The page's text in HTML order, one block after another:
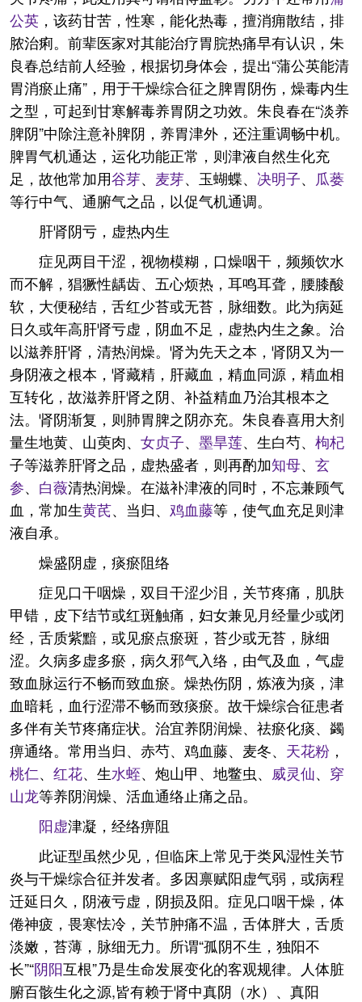
公英 ，该药甘苦，性寒，能化热毒，擅消痈散结，排
脓治痢。前辈医家对其能治疗胃脘热痛早有认识，朱
良春总结前人经验，根据切身体会，提出“蒲公英能清
胃消瘀止痛”，用于干燥综合征之脾胃阴伤，燥毒内生
之型，可起到甘寒解毒养胃阴之功效。朱良春在“淡养
脾阴”中除注意补脾阴，养胃津外，还注重调畅中机。
脾胃气机通达，运化功能正常，则津液自然生化充
足，故他常加用谷芽、 麦芽、玉蝴蝶、 决明子、
瓜蒌
等行中气、通腑气之品，以促气机通调。
肝肾阴亏，虚热内生
症见两目干涩，视物模糊，口燥咽干，频频饮水
而不解，猖獗性龋齿、五心烦热，耳鸣耳聋，腰膝酸
软，大便秘结，舌红少苔或无苔，脉细数。此为病延
日久或年高肝肾亏虚，阴血不足，虚热内生之象。治
以滋养肝肾，清热润燥。肾为先天之本，肾阴又为一
身阴液之根本，肾藏精，肝藏血，精血同源，精血相
互转化，故滋养肝肾之阴、补益精血乃治其根本之
法。肾阴渐复，则肺胃脾之阴亦充。朱良春喜用大剂
量生地黄、山萸肉、 女贞子、 墨旱莲、生白芍、 枸杞
子等滋养肝肾之品，虚热盛者，则再酌加知母、 玄
参、 白薇清热润燥。在滋补津液的同时，不忘兼顾气
血，常加生黄芪、当归、 鸡血藤等，使气血充足则津
液自承。
燥盛阴虚，痰瘀阻络
症见口干咽燥，双目干涩少泪，关节疼痛，肌肤
甲错，皮下结节或红斑触痛，妇女兼见月经量少或闭
经，舌质紫黯，或见瘀点瘀斑，苔少或无苔，脉细
涩。久病多虚多瘀，病久邪气入络，由气及血，气虚
致血脉运行不畅而致血瘀。燥热伤阴，炼液为痰，津
血暗耗，血行涩滞不畅而致痰瘀。故干燥综合征患者
多伴有关节疼痛症状。治宜养阴润燥、祛瘀化痰、蠲
痹通络。常用当归、赤芍、鸡血藤、麦冬、 天花粉 ，
桃仁、 红花、生水蛭、炮山甲、地鳖虫、 威灵仙、 穿
山龙等养阴润燥、活血通络止痛之品。
阳虚津凝，经络痹阻
此证型虽然少见，但临床上常见于类风湿性关节
炎与干燥综合征并发者。多因禀赋阳虚气弱，或病程
迁延日久，阴液亏虚，阴损及阳。症见口咽干燥，体
倦神疲，畏寒怯冷，关节肿痛不温，舌体胖大，舌质
淡嫩，苔薄，脉细无力。所谓“孤阴不生，独阳不
长”“阴阳互根”乃是生命发展变化的客观规律。人体脏
腑百骸生化之源,皆有赖于肾中真阴（水）、真阳